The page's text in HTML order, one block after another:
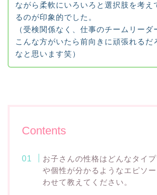
ながら柔軟にいろいろと選択肢を考え
るのが印象的でした。
（受検関係なく、仕事のチームリーダ
こんな方がいたら前向きに頑張れるだ
なと思います笑）
Contents
お子さんの性格はどんなタイ
や個性が分かるようなエピソ
わせて教えてください。